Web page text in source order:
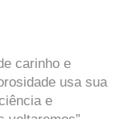
carinho e
usa sua
e